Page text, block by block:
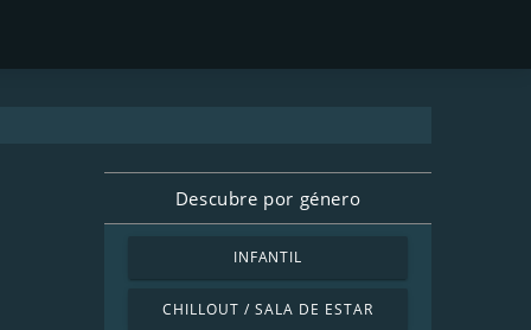
Descubre por género
INFANTIL
CHILLOUT / SALA DE ESTAR